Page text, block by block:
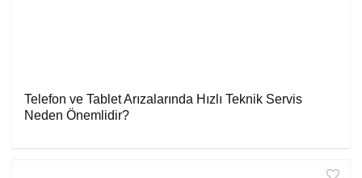
Telefon ve Tablet Arızalarında Hızlı Teknik Servis
Neden Önemlidir?